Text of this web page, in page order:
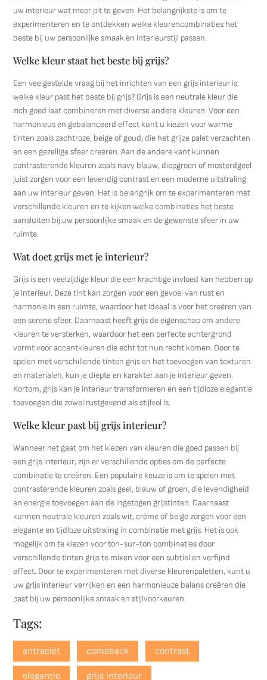
uw interieur wat meer pit te geven. Het belangrijkste is om te
experimenteren en te ontdekken welke kleurencombinaties het
beste bij uw persoonlijke smaak en interieurstijl passen.
Welke kleur staat het beste bij grijs?
Een veelgestelde vraag bij het inrichten van een grijs interieur is:
welke kleur past het beste bij grijs? Grijs is een neutrale kleur die
zich goed laat combineren met diverse andere kleuren. Voor een
harmonieus en gebalanceerd effect kunt u kiezen voor warme
tinten zoals zachtroze, beige of goud, die het grijze palet verzachten
en een gezellige sfeer creëren. Aan de andere kant kunnen
contrasterende kleuren zoals navy blauw, diepgroen of mosterdgeel
juist zorgen voor een levendig contrast en een moderne uitstraling
aan uw interieur geven. Het is belangrijk om te experimenteren met
verschillende kleuren en te kijken welke combinaties het beste
aansluiten bij uw persoonlijke smaak en de gewenste sfeer in uw
ruimte.
Wat doet grijs met je interieur?
Grijs is een veelzijdige kleur die een krachtige invloed kan hebben op
je interieur. Deze tint kan zorgen voor een gevoel van rust en
harmonie in een ruimte, waardoor het ideaal is voor het creëren van
een serene sfeer. Daarnaast heeft grijs de eigenschap om andere
kleuren te versterken, waardoor het een perfecte achtergrond
vormt voor accentkleuren die echt tot hun recht komen. Door te
spelen met verschillende tinten grijs en het toevoegen van texturen
en materialen, kun je diepte en karakter aan je interieur geven.
Kortom, grijs kan je interieur transformeren en een tijdloze elegantie
toevoegen die zowel rustgevend als stijlvol is.
Welke kleur past bij grijs interieur?
Wanneer het gaat om het kiezen van kleuren die goed passen bij
een grijs interieur, zijn er verschillende opties om de perfecte
combinatie te creëren. Een populaire keuze is om te spelen met
contrasterende kleuren zoals geel, blauw of groen, die levendigheid
en energie toevoegen aan de ingetogen grijstinten. Daarnaast
kunnen neutrale kleuren zoals wit, crème of beige zorgen voor een
elegante en tijdloze uitstraling in combinatie met grijs. Het is ook
mogelijk om te kiezen voor ton-sur-ton combinaties door
verschillende tinten grijs te mixen voor een subtiel en verfijnd
effect. Door te experimenteren met diverse kleurenpaletten, kunt u
uw grijs interieur verrijken en een harmonieuze balans creëren die
past bij uw persoonlijke smaak en stijlvoorkeuren.
Tags:
antraciet comeback contrast
elegantie grijs interieur